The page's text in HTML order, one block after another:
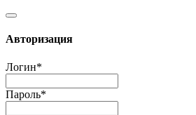
Авторизация
Логин*
Пароль*